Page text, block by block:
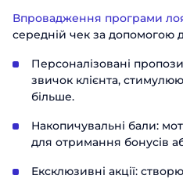
Впровадження програми
середній чек за допомогою
Персоналізовані
звичок клієнта,
більше.
Накопичувальні бали:
для отримання бонусів
Ексклюзивні акції: